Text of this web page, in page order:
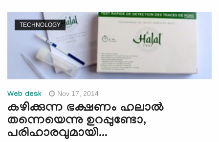
TECHNOLOGY
Web desk Nov 17, 2014
കഴിക്കുന്ന ഭക്ഷണം ഹലാല്‍
തന്നെയെന്നു ഉറപ്പുണ്ടോ,
പരിഹാരവുമായി...